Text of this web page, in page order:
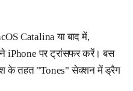
Catalina या बाद में,
iPhone पर ट्रांसफर करें। बस
के तहत "Tones" सेक्शन में ड्रैग